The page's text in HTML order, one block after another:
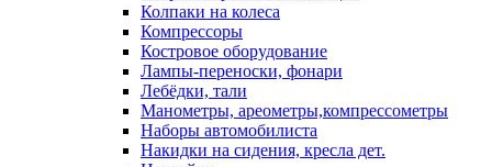
Колпаки на колеса
Компрессоры
Костровое оборудование
Лампы-переноски, фонари
Лебёдки, тали
Манометры, ареометры,компрессометры
Наборы автомобилиста
Накидки на сидения, кресла дет.